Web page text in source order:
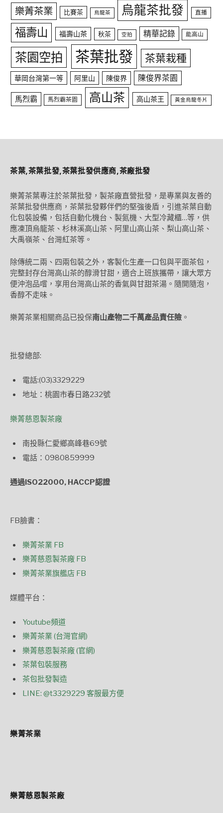
樂菁茶業 比賽茶 烏龍茶 烏龍茶批發 直播
福壽山 福壽山茶 秋茶 空拍 精華記錄 能高山
茶園空拍 茶葉批發 茶葉栽種
華岡台灣第一等 阿里山 陳俊界 陳俊界茶園
馬烈霸 馬烈霸茶園 高山茶 高山茶王 黃金烏龍冬片
茶葉,茶葉批發,茶葉批發供應商,茶廠批發
樂菁茶葉專注於茶葉批發，製茶廠直營批發，是專業與友善的
茶葉批發供應商，茶葉批發夥伴們的堅強後盾，引進茶葉自動
化包裝設備，包括自動化機台、製氮機、大型冷藏櫃…等，供
應凍頂烏龍茶、杉林溪高山茶、阿里山高山茶、梨山高山茶、
大禹嶺茶、台灣紅茶等。
除傳統二兩、四兩包裝之外，客製化生產一口包與平面茶包，
完整封存台灣高山茶的醇滑甘甜，適合上班族攜帶，讓大眾方
便沖泡品嚐，享用台灣高山茶的香氣與甘甜茶湯。隨開隨泡，
香醇不走味。
樂菁茶業相關商品已投保南山產物二千萬產品責任險 。
批發總部:
電話:(03)3329229
地址：桃園市春日路232號
樂菁慈恩製茶廠
南投縣仁愛鄉高峰巷69號
電話：0980859999
通過ISO22000, HACCP認證
FB臉書：
樂菁茶業 FB
樂菁慈恩製茶廠 FB
樂菁茶業旗艦店 FB
媒體平台：
Youtube頻道
樂菁茶業 (台灣官網)
樂菁慈恩製茶廠 (官網)
茶葉包裝服務
茶包批發製造
LINE: @t3329229 客服最方便
樂菁茶業
樂菁慈恩製茶廠